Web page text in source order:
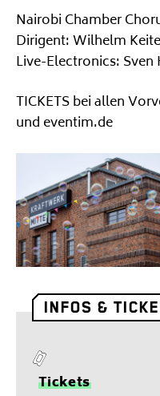
Nairobi Chamber
Dirigent: Wilhelm
Live-Electronics: Sven
TICKETS bei allen
und eventim.de
INFOS &
T
Tickets